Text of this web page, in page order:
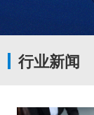
行业新闻